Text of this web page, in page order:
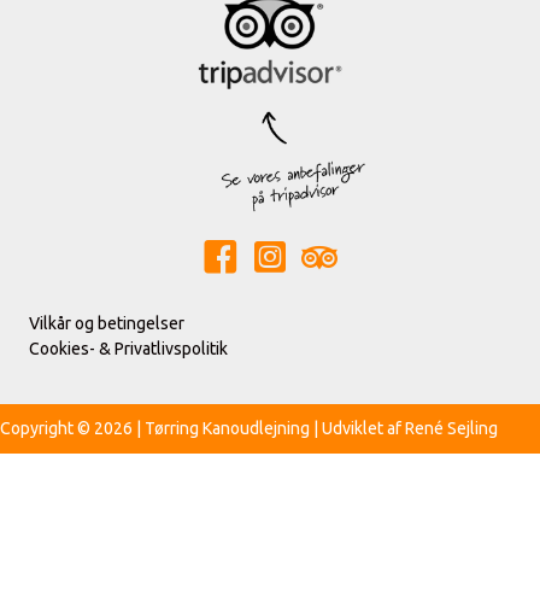
Vilkår og betingelser
Cookies- & Privatlivspolitik
Copyright © 2026 | Tørring Kanoudlejning | Udviklet afRené Sejling